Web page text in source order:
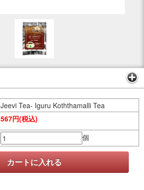
Jeevi Tea- Iguru Koththamalli Tea
567円(税込)
個